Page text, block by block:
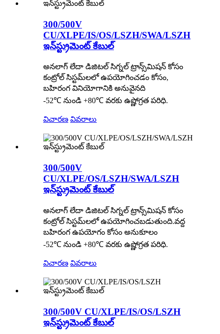
300/500V
CU/XLPE/IS/OS/LSZH/SWA/LSZH
ఇన్‌స్ట్రుమెంట్ కేబుల్
అనలాగ్ లేదా డిజిటల్ సిగ్నల్ ట్రాన్స్‌మిషన్ కోసం
కంట్రోల్ సిస్టమ్‌లలో ఉపయోగించడం కోసం,
బహిరంగ వినియోగానికి అనువైనది
-52℃ నుండి +80℃ వరకు ఉష్ణోగ్రత పరిధి.
విచారణ వివరాలు
300/500V
CU/XLPE/OS/LSZH/SWA/LSZH
ఇన్‌స్ట్రుమెంట్ కేబుల్
అనలాగ్ లేదా డిజిటల్ సిగ్నల్ ట్రాన్స్‌మిషన్ కోసం
కంట్రోల్ సిస్టమ్‌లలో ఉపయోగించబడుతుంది.వద్ద
బహిరంగ ఉపయోగం కోసం అనుకూలం
-52℃ నుండి +80℃ వరకు ఉష్ణోగ్రత పరిధి.
విచారణ వివరాలు
300/500V CU/XLPE/IS/OS/LSZH
ఇన్‌స్ట్రుమెంట్ కేబుల్